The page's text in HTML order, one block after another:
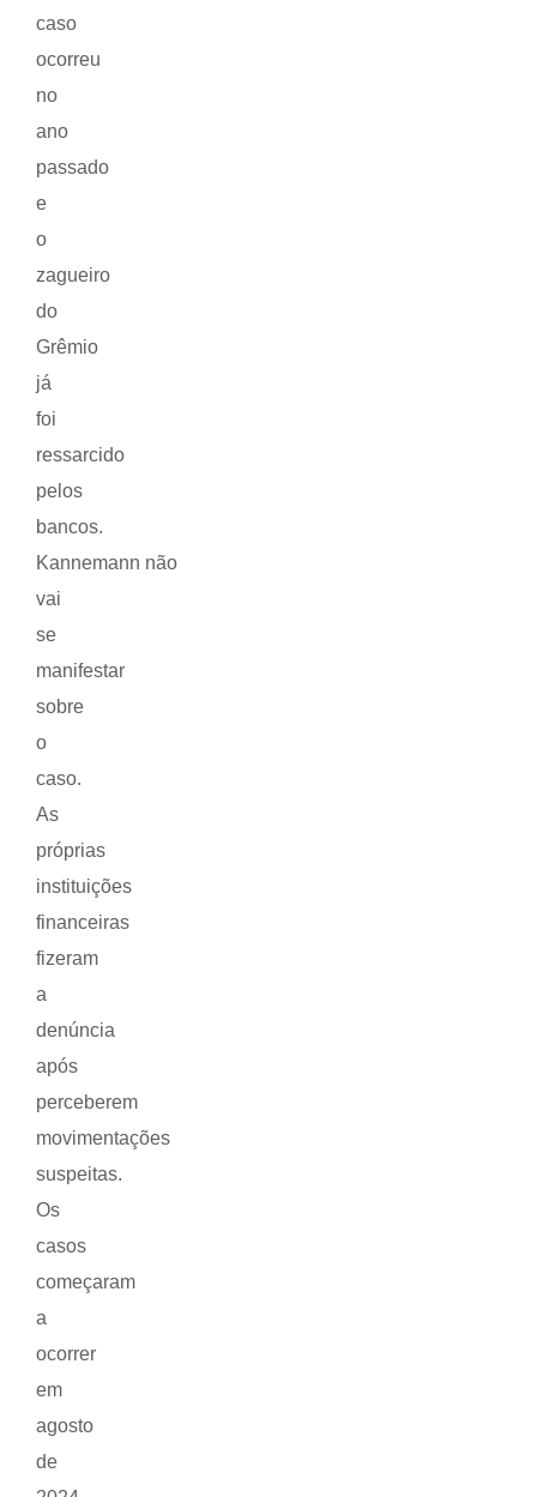
caso
ocorreu
no
ano
passado
e
o
zagueiro
do
Grêmio
já
foi
ressarcido
pelos
bancos.
Kannemann não
vai
se
manifestar
sobre
o
caso.
As
próprias
instituições
financeiras
fizeram
a
denúncia
após
perceberem
movimentações
suspeitas.
Os
casos
começaram
a
ocorrer
em
agosto
de